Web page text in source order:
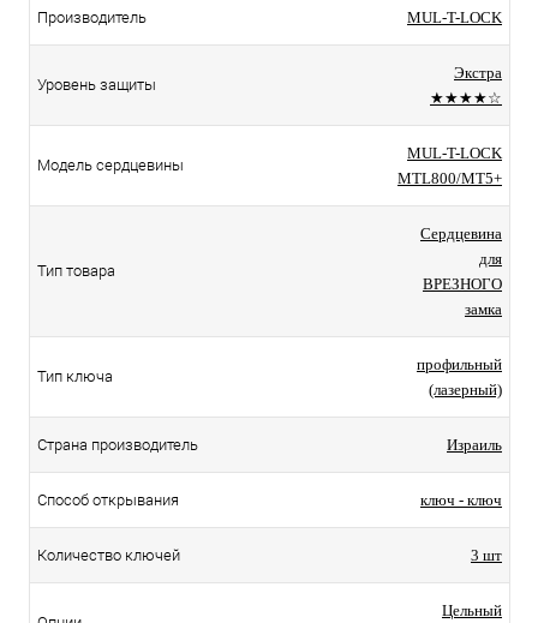
Производитель MUL-T-LOCK
Уровень защиты
Экстра
★★★★☆
Модель сердцевины
MUL-T-LOCK
MTL800/MT5+
Тип товара
Сердцевина
для
ВРЕЗНОГО
замка
Тип ключа
профильный
(лазерный)
Страна производитель Израиль
Способ открывания ключ - ключ
Количество ключей 3 шт
Цельный